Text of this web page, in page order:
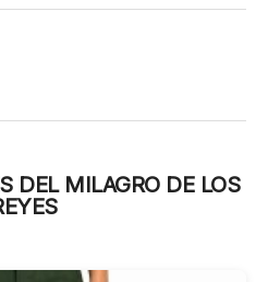
DEL MILAGRO DE LOS